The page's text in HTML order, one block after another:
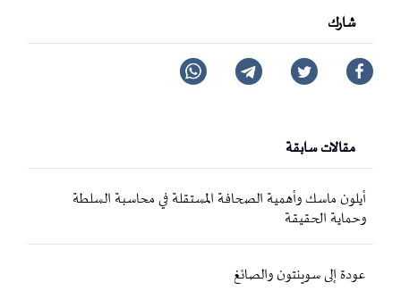
شارك
مقالات سابقة
أيلون ماسك وأهمية الصحافة المستقلة في محاسبة السلطة
وحماية الحقيقة
عودة إلى سوينتون والصائغ